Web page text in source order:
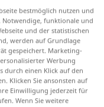
antippen)
bestmöglich nutzen und
funktionale und
und der statistischen
werden auf Grundlage
gespeichert. Marketing-
Werbung
durch einen Klick auf den
Klicken Sie ansonsten auf
Einwilligung jederzeit für
Wenn Sie weitere